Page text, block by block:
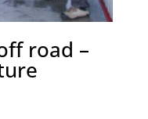
road –